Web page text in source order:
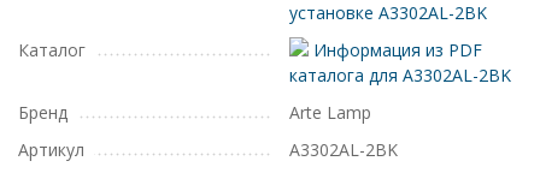
установке A3302AL-2BK
Каталог
Информация из PDF
каталога для A3302AL-2BK
Бренд
Arte Lamp
Артикул
A3302AL-2BK